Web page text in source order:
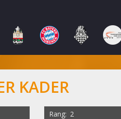
KADER
Rang 2